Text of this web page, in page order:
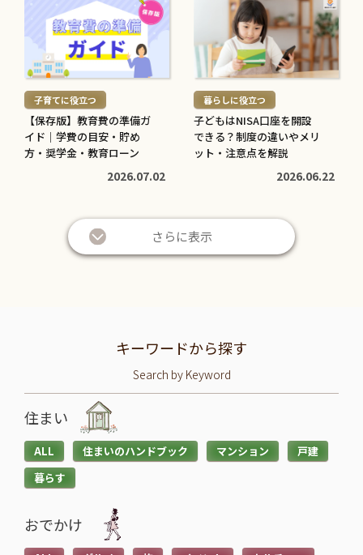
を
読
む
> 子育てに役立つ
【保存版】教育費の準備ガ
イド｜学費の目安・貯め
方・奨学金・教育ローン
2026.07.02
を
読
む
> 暮らしに役立つ
子どもはNISA口座を開設
できる？制度の違いやメリ
ット・注意点を解説
2026.06.22
さらに表示
キーワードから探す
Search by Keyword
住まい
ALL 住まいのハンドブック マンション
戸建
暮らす
おでかけ